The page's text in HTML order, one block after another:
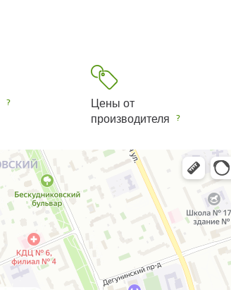
Цены от
производителя